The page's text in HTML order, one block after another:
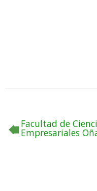
Facultad de
Empresariales